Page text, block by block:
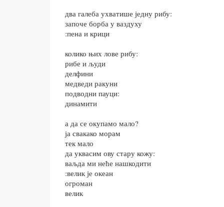
два галеба ухватише једну рибу:
започе борба у ваздуху
:пена и крици
колико њих лове рибу:
рибе и људи
делфини
медведи ракуни
подводни пауци:
динамити
а да се окупамо мало?
ја свакако морам
тек мало
да уквасим ову стару кожу:
ваљда ми неће нашкодити
:велик је океан
огроман
велик